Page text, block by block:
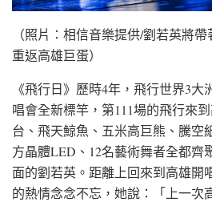
（照片：相信音樂提供/劉若英將
重返高雄巨蛋）
《飛行日》歷時4年，飛行世界3
唱會全新標竿，第111場的飛行來
台、飛天鯨魚、五米高巨熊、騰空
方晶體LED、12名藝術舞者全都齊
面的劉若英。距離上回來到高雄開
的熱情念念不忘，她說：「上一次